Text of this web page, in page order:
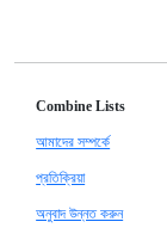
Combine Lists
আমাদের সম্পর্কে
প্রতিক্রিয়া
অনুবাদ উন্নত করুন